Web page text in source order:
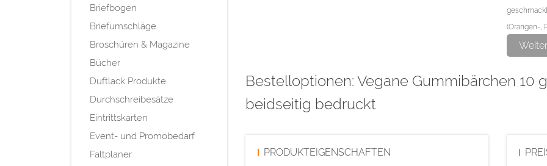
Briefbogen
Briefumschläge
Broschüren & Magazine
Bücher
Duftlack Produkte
Durchschreibesätze
Eintrittskarten
Event- und Promobedarf
Faltplaner
(Orangen-,
Endformat:
Bestelloptionen: Vegane Gummibärchen 10
beidseitig bedruckt
PRODUKTEIGENSCHAFTEN